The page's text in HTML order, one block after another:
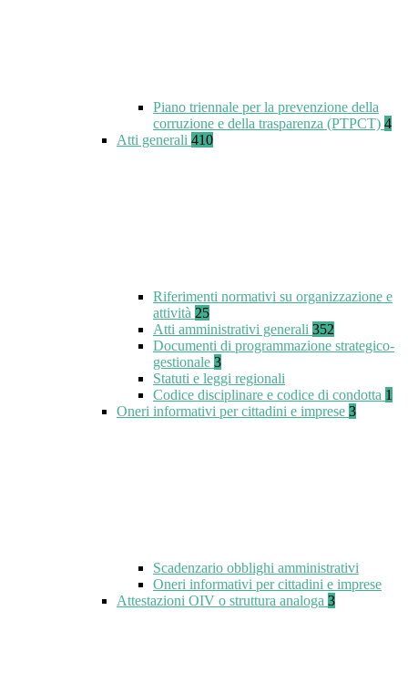
Piano triennale per la prevenzione della
corruzione e della trasparenza (PTPCT) 4
Atti generali 410
Riferimenti normativi su organizzazione e
attività 25
Atti amministrativi generali 352
Documenti di programmazione strategico-
gestionale 3
Statuti e leggi regionali
Codice disciplinare e codice di condotta 1
Oneri informativi per cittadini e imprese 3
Scadenzario obblighi amministrativi
Oneri informativi per cittadini e imprese
Attestazioni OIV o struttura analoga 3